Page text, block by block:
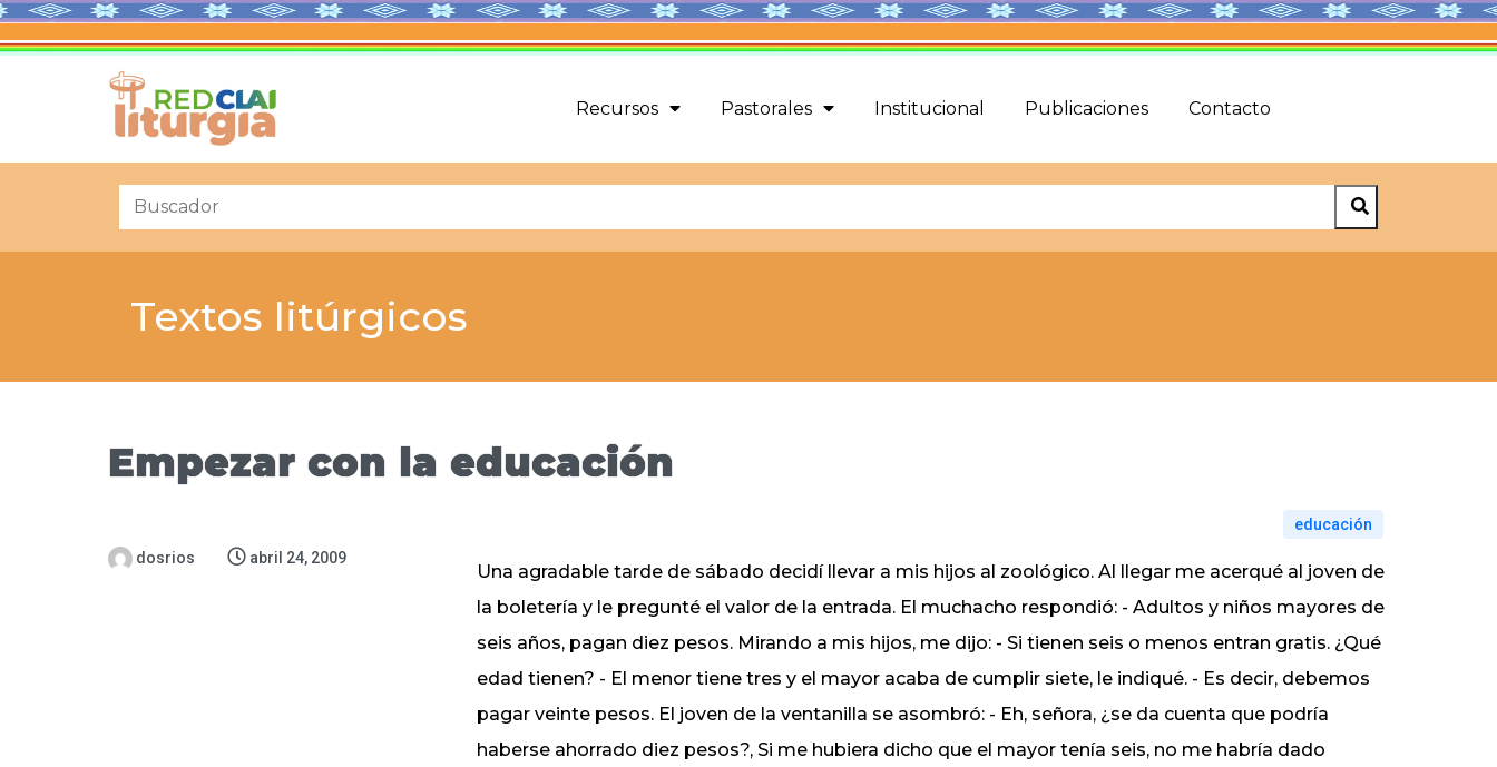
Recursos Pastorales Institucional Publicaciones Contacto
Textos litúrgicos
Empezar con la educación
dosrios abril 24, 2009
educación
Una agradable tarde de sábado decidí llevar a mis hijos al zoológico. Al llegar me acerqué al joven de
la boletería y le pregunté el valor de la entrada. El muchacho respondió: - Adultos y niños mayores de
seis años, pagan diez pesos. Mirando a mis hijos, me dijo: - Si tienen seis o menos entran gratis. ¿Qué
edad tienen? - El menor tiene tres y el mayor acaba de cumplir siete, le indiqué. - Es decir, debemos
pagar veinte pesos. El joven de la ventanilla se asombró: - Eh, señora, ¿se da cuenta que podría
haberse ahorrado diez pesos?, Si me hubiera dicho que el mayor tenía seis, no me habría dado